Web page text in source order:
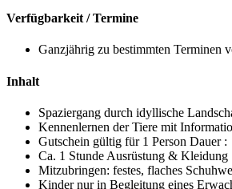
Verfügbarkeit / Termine
Ganzjährig zu bestimmten Terminen
Inhalt
Spaziergang durch idyllische
Kennenlernen der Tiere mit
Gutschein gültig für 1 Person Dauer :
Ca. 1 Stunde Ausrüstung & Kleidung
Mitzubringen: festes, flaches
Kinder nur in Begleitung eines